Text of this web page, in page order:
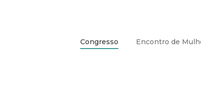
Congresso Encontro de